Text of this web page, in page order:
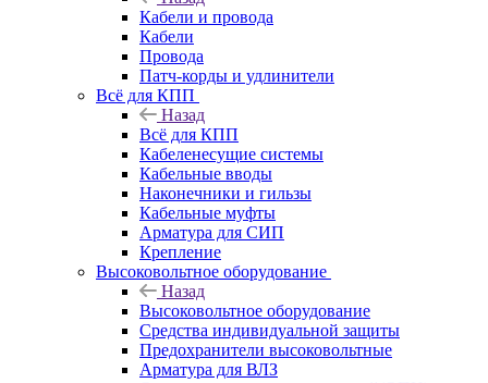
Кабели и провода
Кабели
Провода
Патч-корды и удлинители
Всё для КПП
Назад
Всё для КПП
Кабеленесущие системы
Кабельные вводы
Наконечники и гильзы
Кабельные муфты
Арматура для СИП
Крепление
Высоковольтное оборудование
Назад
Высоковольтное оборудование
Средства индивидуальной защиты
Предохранители высоковольтные
Арматура для ВЛЗ